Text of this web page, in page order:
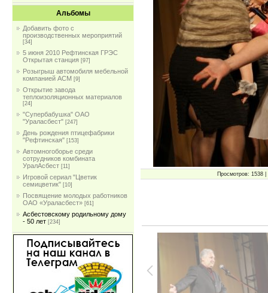
Альбомы
Добавить фото с
производственных мероприятий
[34]
5 июня 2010 Рефтинская ГРЭС
Открытая станция [97]
Розыгрыш автомобиля мебельной
компанией АСМ [9]
Открытие завода
теплоизоляционных материалов
[24]
"Супербабушка" ОАО
"Ураласбест" [247]
День рождения птицефабрики
"Рефтинская" [153]
Автомногоборье среди
сотрудников комбината
УралАсбест [11]
Игровой сериал "Цветик
семицветик" [10]
Посвящение молодых работников
ОАО «Ураласбест» [61]
Асбестовскому родильному дому
- 50 лет [234]
Просмотров: 1538